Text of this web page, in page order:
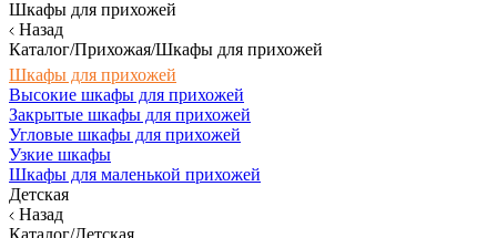
Шкафы для прихожей
Назад
Каталог/Прихожая/Шкафы для прихожей
Шкафы для прихожей
Высокие шкафы для прихожей
Закрытые шкафы для прихожей
Угловые шкафы для прихожей
Узкие шкафы
Шкафы для маленькой прихожей
Детская
Назад
Каталог/Детская